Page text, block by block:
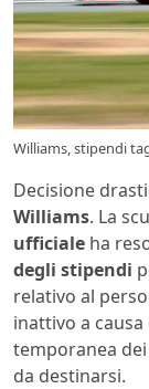
Williams, stipendi
Decisione
Williams. La
ufficiale ha
degli stipendi
relativo al
inattivo a
temporanea dei
da destinarsi.